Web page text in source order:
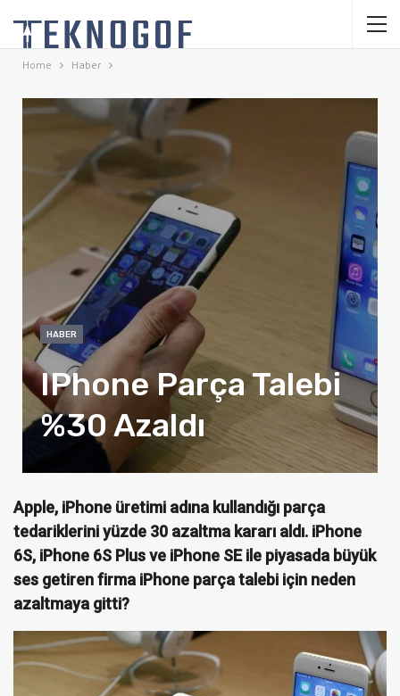
Home Haber
HABER
IPhone Parça Talebi
%30 Azaldı
Apple, iPhone üretimi adına kullandığı parça
tedariklerini yüzde 30 azaltma kararı aldı. iPhone
6S, iPhone 6S Plus ve iPhone SE ile piyasada büyük
ses getiren firma iPhone parça talebi için neden
azaltmaya gitti?